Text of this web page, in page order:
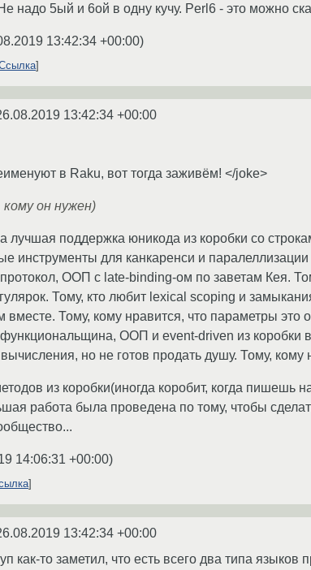
надо 5ый и 6ой в одну кучу. Perl6 - это можно
13:42:34 +00:00)
13:42:34 +00:00
в Raku, вот тогда заживём! </joke>
он нужен)
лучшая поддержка юникода из коробки со
инструменты для канкаренси и
ООП с late-binding-ом по заветам Кея.
Тому, кто любит lexical scoping и
вместе. Тому, кому нравится, что параметры это
ООП и event-driven из коробки
но не готов продать душу. Тому,
из коробки(иногда коробит, когда пишешь
работа была проведена по тому, чтобы
14:06:31 +00:00)
13:42:34 +00:00
как-то заметил, что есть всего два типа